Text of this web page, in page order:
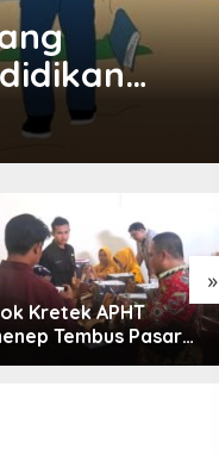
»
Kretek APHT
Tembus Pasar
Timur